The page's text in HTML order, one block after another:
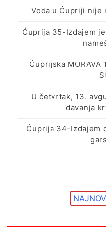
Voda u Ćupriji nije
Ćuprija 35-Izdajem
Ćuprijska MORAVA
U četvrtak, 13.
davanja
Ćuprija 34-Izdajem